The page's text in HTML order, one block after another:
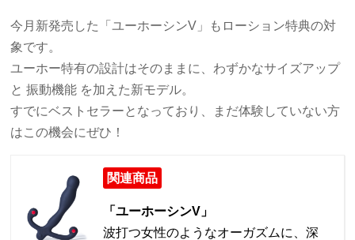
今月新発売した「ユーホーシンV」もローション特典の対
象です。
ユーホー特有の設計はそのままに、わずかなサイズアップ
と 振動機能 を加えた新モデル。
すでにベストセラーとなっており、まだ体験していない方
はこの機会にぜひ！
関連商品
「ユーホーシンV」
波打つ女性のようなオーガズムに、深